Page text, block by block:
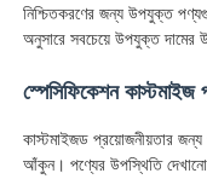
নিশ্চিতকরণের জন্য উপযুক্ত
অনুসারে সবচেয়ে উপযুক্ত দামের
স্পেসিফিকেশন কাস্টমাইজ
কাস্টমাইজড প্রয়োজনীয়তার জন্য
আঁকুন। পণ্যের উপস্থিতি